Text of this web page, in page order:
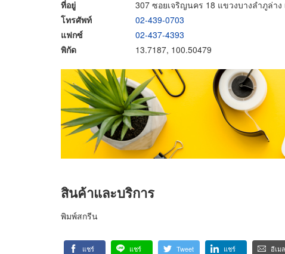
ที่อยู่
307 ซอยเจริญนคร 18 แขวงบางลำภูล่า
โทรศัพท์
02-439-0703
แฟกซ์
02-437-4393
พิกัด
13.7187, 100.50479
สินค้าและบริการ
พิมพ์สกรีน
แชร์ แชร์ Tweet แชร์ อีเมล